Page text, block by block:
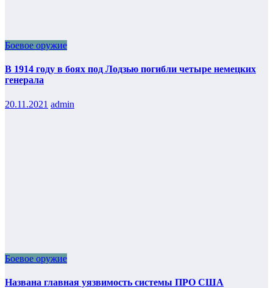
Боевое оружие
В 1914 году в боях под Лодзью погибли четыре немецких
генерала
20.11.2021 admin
Боевое оружие
Названа главная уязвимость системы ПРО США